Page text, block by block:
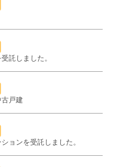
託しました。
戸建
ョンを受託しました。